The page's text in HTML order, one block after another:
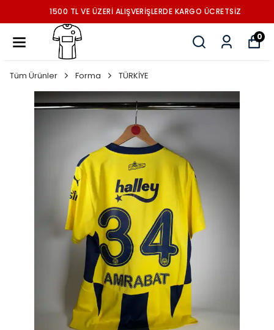
1500 TL VE ÜZERİ ALIŞVERİŞLERDE KARGO ÜCRETSİZ
0
Tüm Ürünler Forma TÜRKİYE